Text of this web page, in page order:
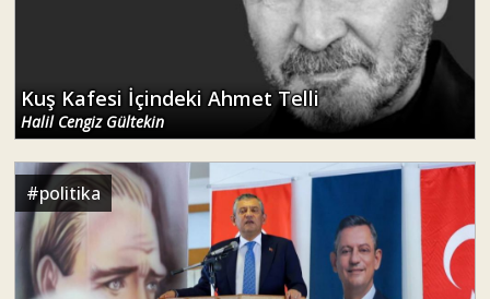
Kuş Kafesi İçindeki Ahmet Telli
Halil Cengiz Gültekin
#politika